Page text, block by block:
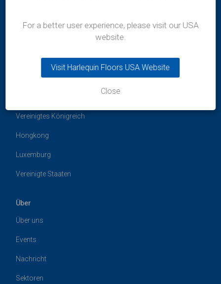
Standorte
Vereinigtes Königreich
Hongkong
Luxemburg
Vereinigte Staaten
Über
Über uns
Events
Nachricht
Sektoren
For a better user experience, please visit our USA
website.
Visit Harlequin Floors USA Website
Close